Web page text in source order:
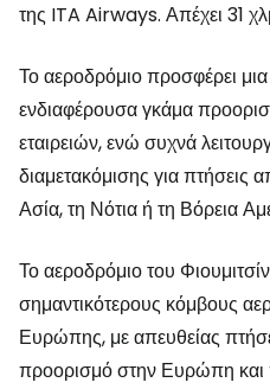
της ITA Airways. Απέχει 31
Το αεροδρόμιο προσφέρει
ενδιαφέρουσα γκάμα
εταιρειών, ενώ συχνά
διαμετακόμισης για
Ασία, τη Νότια ή τη Βόρεια
Το αεροδρόμιο του
σημαντικότερους κόμβους
Ευρώπης, με απευθείας
προορισμό στην Ευρώπη